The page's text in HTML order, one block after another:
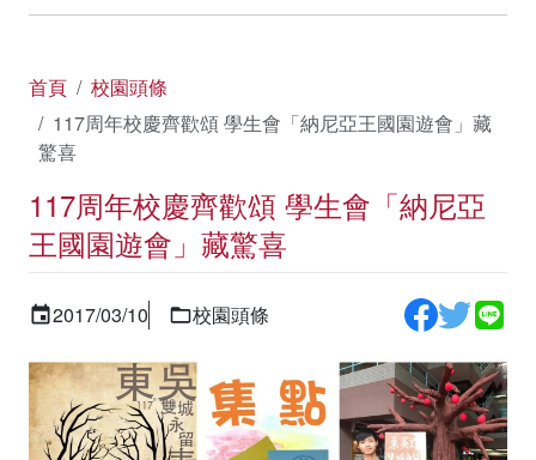
首頁
校園頭條
117周年校慶齊歡頌 學生會「納尼亞王國園遊會」藏
驚喜
117周年校慶齊歡頌 學生會「納尼亞
王國園遊會」藏驚喜
2017/03/10 校園頭條